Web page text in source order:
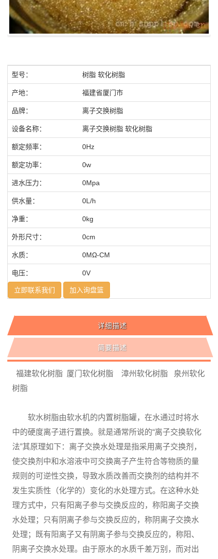
型号： 树脂 软化树脂
产地： 福建省厦门市
品牌： 离子交换树脂
设备名称： 离子交换树脂 软化树脂
额定频率： 0Hz
额定功率： 0w
进水压力： 0Mpa
供水量： 0L/h
净重： 0kg
外形尺寸： 0cm
水质： 0MΩ-CM
电压： 0V
立即联系我们 加入询盘篮
详细描述
简要描述
福建软化树脂 厦门软化树脂 漳州软化树脂 泉州软化
树脂
软水树脂由软水机的内置树脂罐，在水通过时将水
中的硬度离子进行置换。就是通常所说的“离子交换软化
法”其原理如下：离子交换水处理是指采用离子交换剂，
使交换剂中和水溶液中可交换离子产生符合等物质的量
规则的可逆性交换，导致水质改善而交换剂的结构并不
发生实质性（化学的）变化的水处理方式。在这种水处
理方式中，只有阳离子参与交换反应的，称阳离子交换
水处理；只有阴离子参与交换反应的，称阴离子交换水
处理；既有阳离子又有阴离子参与交换反应的，称阳、
阴离子交换水处理。由于原水的水质千差万别，而对出